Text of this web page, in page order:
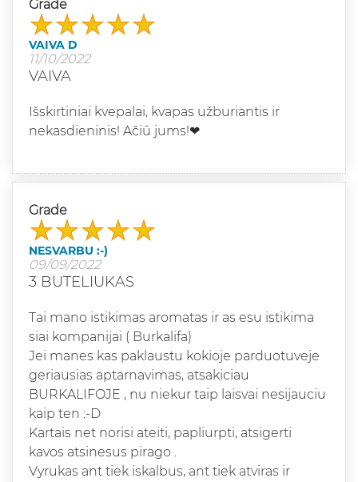
Grade
VAIVA D
11/10/2022
VAIVA
Išskirtiniai kvepalai, kvapas užburiantis ir
nekasdieninis! Ačiū jums!❤
Grade
NESVARBU :-)
09/09/2022
3 BUTELIUKAS
Tai mano istikimas aromatas ir as esu istikima
siai kompanijai ( Burkalifa)
Jei manes kas paklaustu kokioje parduotuveje
geriausias aptarnavimas, atsakiciau
BURKALIFOJE , nu niekur taip laisvai nesijauciu
kaip ten :-D
Kartais net norisi ateiti, papliurpti, atsigerti
kavos atsinesus pirago .
Vyrukas ant tiek iskalbus, ant tiek atviras ir